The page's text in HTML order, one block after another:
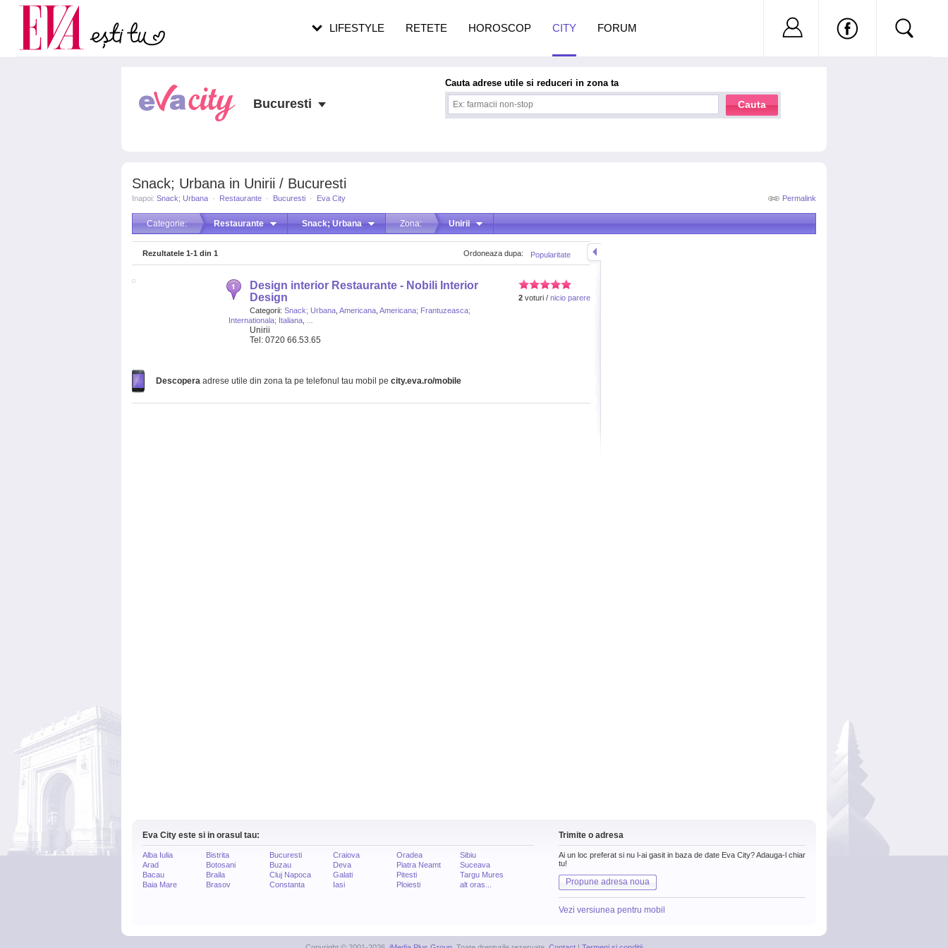
Snack; Urbana in Unirii / Bucuresti
Permalink
Inapoi: Snack; Urbana · Restaurante · Bucuresti · Eva City
Categorie: Restaurante Snack; Urbana Zona: Unirii
Popularitate
Ordoneaza dupa:
Rezultatele 1-1 din 1
2 voturi / nicio parere
Design interior Restaurante - Nobili Interior
Design
Categorii: Snack; Urbana Americana Americana; Frantuzeasca;
Internationala; Italiana
Unirii
Tel: 0720 66.53.65
Descopera adrese utile din zona ta pe telefonul tau mobil pe city.eva.ro/mobile
Eva City este si in orasul tau:
Alba Iulia
Arad
Bacau
Baia Mare
Bistrita
Botosani
Braila
Brasov
Bucuresti
Buzau
Cluj Napoca
Constanta
Craiova
Deva
Galati
Iasi
Oradea
Piatra Neamt
Pitesti
Ploiesti
Sibiu
Suceava
Targu Mures
alt oras...
Trimite o adresa
Ai un loc preferat si nu l-ai gasit in baza de date Eva City? Adauga-l chiar
tu!
Propune adresa noua
Vezi versiunea pentru mobil
Bucuresti
Cauta adrese utile si reduceri in zona ta
Cauta
LIFESTYLE RETETE HOROSCOP CITY FORUM Nu ai cont?
Carieră
Actualitate